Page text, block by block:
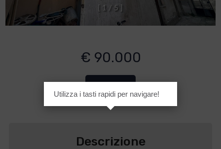
1 / 5
€ 90.000
Cod. 1109
Descrizione
Utilizza i tasti rapidi per navigare!